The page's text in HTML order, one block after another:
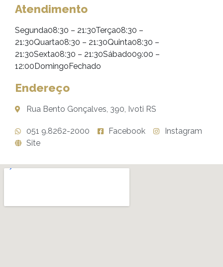
Atendimento
Segunda08:30 – 21:30Terça08:30 –
21:30Quarta08:30 – 21:30Quinta08:30 –
21:30Sexta08:30 – 21:30Sábado09:00 –
12:00DomingoFechado
Endereço
Rua Bento Gonçalves, 390, Ivoti RS
051 9.8262-2000 Facebook
Instagram
Site